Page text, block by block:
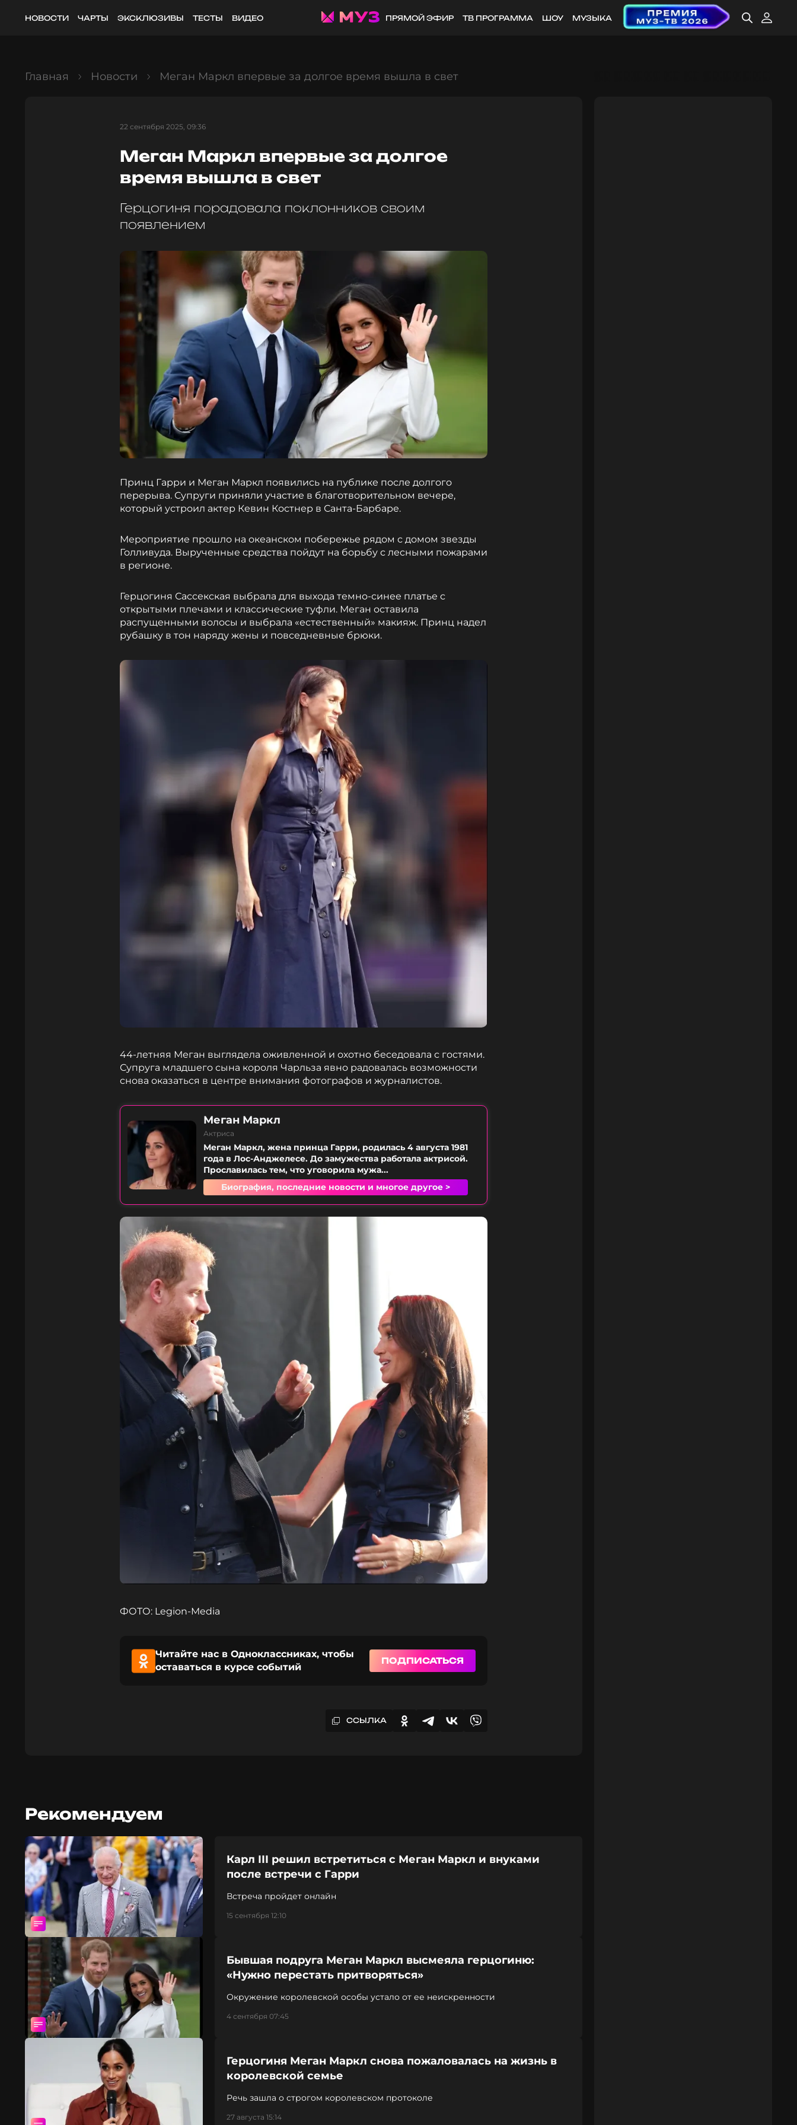
НОВОСТИ ЧАРТЫ ЭКСКЛЮЗИВЫ ТЕСТЫ ВИДЕО ПРЯМОЙ ЭФИР ТВ ПРОГРАММА ШОУ МУЗЫКА
Главная Новости Меган Маркл впервые за долгое время вышла в свет
22 сентября 2025, 09:36
Меган Маркл впервые за долгое
время вышла в свет
Герцогиня порадовала поклонников своим
появлением
Принц Гарри и Меган Маркл появились на публике после долгого
перерыва. Супруги приняли участие в благотворительном вечере,
который устроил актер Кевин Костнер в Санта-Барбаре.
Мероприятие прошло на океанском побережье рядом с домом звезды
Голливуда. Вырученные средства пойдут на борьбу с лесными пожарами
в регионе.
Герцогиня Сассекская выбрала для выхода темно-синее платье с
открытыми плечами и классические туфли. Меган оставила
распущенными волосы и выбрала «естественный» макияж. Принц надел
рубашку в тон наряду жены и повседневные брюки.
44-летняя Меган выглядела оживленной и охотно беседовала с гостями.
Супруга младшего сына короля Чарльза явно радовалась возможности
снова оказаться в центре внимания фотографов и журналистов.
Меган Маркл
Актриса
Меган Маркл, жена принца Гарри, родилась 4 августа 1981
года в Лос-Анджелесе. До замужества работала актрисой.
Прославилась тем, что уговорила мужа...
Биография, последние новости и многое другое >
ФОТО: Legion-Media
Читайте нас в Одноклассниках, чтобы
оставаться в курсе событий
ПОДПИСАТЬСЯ
ССЫЛКА
Рекомендуем
Карл III решил встретиться с Меган Маркл и внуками
после встречи с Гарри
Встреча пройдет онлайн
15 сентября 12:10
Бывшая подруга Меган Маркл высмеяла герцогиню:
«Нужно перестать притворяться»
Окружение королевской особы устало от ее неискренности
4 сентября 07:45
Герцогиня Меган Маркл снова пожаловалась на жизнь в
королевской семье
Речь зашла о строгом королевском протоколе
27 августа 15:14